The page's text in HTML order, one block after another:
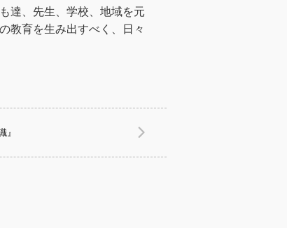
達、先生、学校、地域を元
教育を生み出すべく、日々
』